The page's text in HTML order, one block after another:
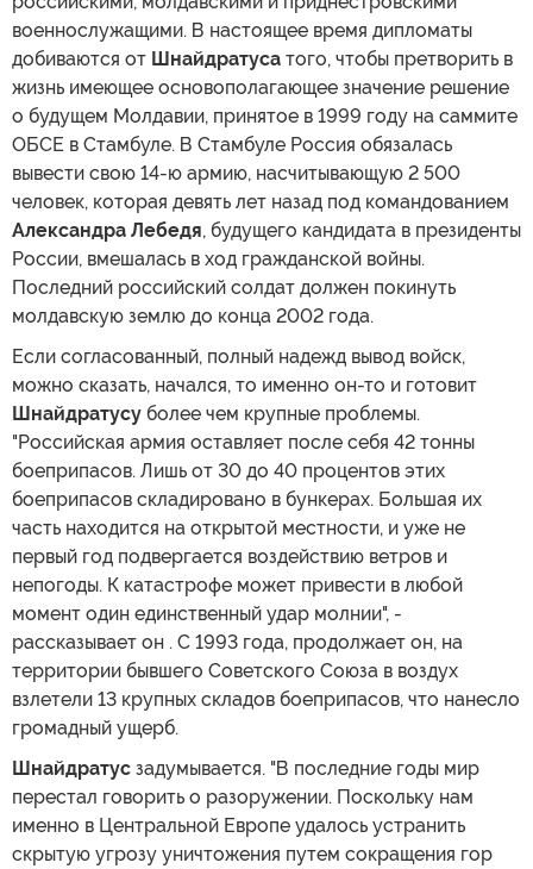
военнослужащими. В настоящее время дипломаты
добиваются от Шнайдратуса того, чтобы претворить в
жизнь имеющее основополагающее значение решение
о будущем Молдавии, принятое в 1999 году на саммите
ОБСЕ в Стамбуле. В Стамбуле Россия обязалась
вывести свою 14-ю армию, насчитывающую 2 500
человек, которая девять лет назад под командованием
Александра Лебедя, будущего кандидата в президенты
России, вмешалась в ход гражданской войны.
Последний российский солдат должен покинуть
молдавскую землю до конца 2002 года.
Если согласованный, полный надежд вывод войск,
можно сказать, начался, то именно он-то и готовит
Шнайдратусу более чем крупные проблемы.
"Российская армия оставляет после себя 42 тонны
боеприпасов. Лишь от 30 до 40 процентов этих
боеприпасов складировано в бункерах. Большая их
часть находится на открытой местности, и уже не
первый год подвергается воздействию ветров и
непогоды. К катастрофе может привести в любой
момент один единственный удар молнии", -
рассказывает он . С 1993 года, продолжает он, на
территории бывшего Советского Союза в воздух
взлетели 13 крупных складов боеприпасов, что нанесло
громадный ущерб.
Шнайдратус задумывается. "В последние годы мир
перестал говорить о разоружении. Поскольку нам
именно в Центральной Европе удалось устранить
скрытую угрозу уничтожения путем сокращения гор